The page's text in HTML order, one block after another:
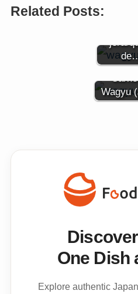
Related Posts:De lo
Wagyu
One Dish
Explore authentic